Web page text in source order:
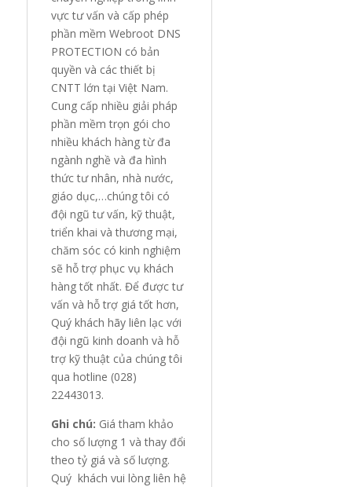
vực tư vấn và cấp phép
phần mềm Webroot DNS
PROTECTION có bản
quyền và các thiết bị
CNTT lớn tại Việt Nam.
Cung cấp nhiều giải pháp
phần mềm trọn gói cho
nhiều khách hàng từ đa
ngành nghề và đa hình
thức tư nhân, nhà nước,
giáo dục,…chúng tôi có
đội ngũ tư vấn, kỹ thuật,
triển khai và thương mại,
chăm sóc có kinh nghiệm
sẽ hỗ trợ phục vụ khách
hàng tốt nhất. Để được tư
vấn và hỗ trợ giá tốt hơn,
Quý khách hãy liên lạc với
đội ngũ kinh doanh và hỗ
trợ kỹ thuật của chúng tôi
qua hotline (028)
22443013.
Ghi chú: Giá tham khảo
cho số lượng 1 và thay đổi
theo tỷ giá và số lượng.
Quý khách vui lòng liên hệ